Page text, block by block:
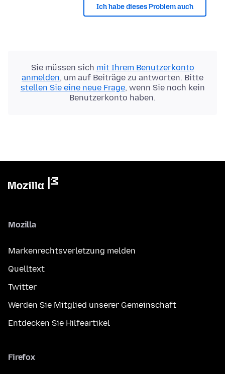
Ich habe dieses Problem auch
Sie müssen sich mit Ihrem Benutzerkonto
anmelden, um auf Beiträge zu antworten. Bitte
stellen Sie eine neue Frage, wenn Sie noch kein
Benutzerkonto haben.
Mozilla
Markenrechtsverletzung melden
Quelltext
Twitter
Werden Sie Mitglied unserer Gemeinschaft
Entdecken Sie Hilfeartikel
Firefox